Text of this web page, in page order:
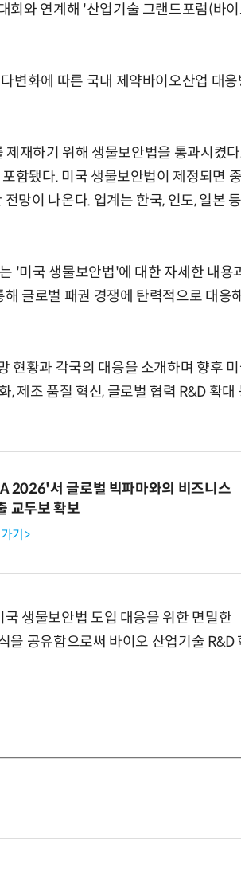
회와 연계해 '산업기술 그랜드포럼(바
변화에 따른 국내 제약바이오산업 대응
재하기 위해 생물보안법을 통과시켰
함됐다. 미국 생물보안법이 제정되면 중
망이 나온다. 업계는 한국, 인도, 일본 등
'미국 생물보안법'에 대한 자세한 내용
글로벌 패권 경쟁에 탄력적으로 대응
현황과 각국의 대응을 소개하며 향후
제조 품질 혁신, 글로벌 협력 R&D 확대
2026'서 글로벌 빅파마와의 비즈니스
교두보 확보
기>
생물보안법 도입 대응을 위한 면밀한
을 공유함으로써 바이오 산업기술 R&D